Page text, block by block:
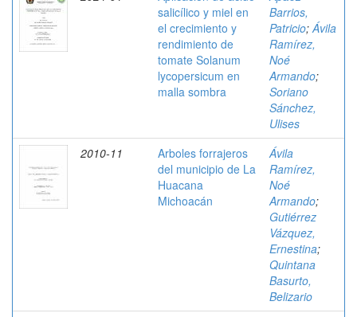
salicílico y miel en
el crecimiento y
rendimiento de
tomate Solanum
lycopersicum en
malla sombra
Barrios,
Patricio;Ávila
Ramírez,
Noé
Armando;
Soriano
Sánchez,
Ulises
2010-11
Arboles forrajeros
del municipio de La
Huacana
Michoacán
Ávila
Ramírez,
Noé
Armando;
Gutiérrez
Vázquez,
Ernestina;
Quintana
Basurto,
Belizario